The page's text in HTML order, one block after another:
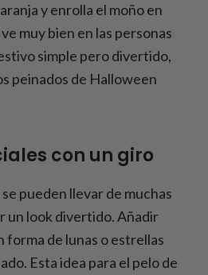
y enrolla el moño en
muy bien en las personas
simple pero divertido,
peinados de Halloween
con un giro
pueden llevar de muchas
un look divertido. Añadir
forma de lunas o estrellas
Esta idea para el pelo de